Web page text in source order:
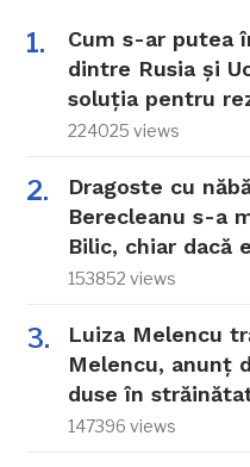
Cum s-ar putea
dintre Rusia și
soluția pentru
224025 views
Dragoste cu
Berecleanu s-a
Bilic, chiar dacă
153852 views
Luiza Melencu
Melencu, anunț
duse în
147396 views